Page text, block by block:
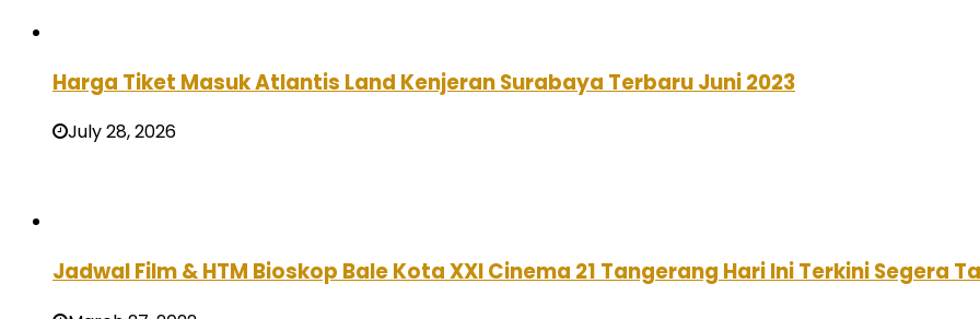
Harga Tiket Masuk Atlantis Land Kenjeran Surabaya Terbaru Juni 2023
July 28, 2026
Jadwal Film & HTM Bioskop Bale Kota XXI Cinema 21 Tangerang Hari Ini Terkini Segera